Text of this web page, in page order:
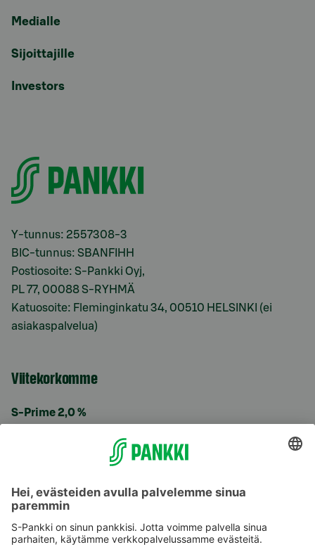
Medialle
Sijoittajille
Investors
Y-tunnus: 2557308-3
BIC-tunnus: SBANFIHH
Postiosoite: S-Pankki Oyj,
PL 77, 00088 S-RYHMÄ
Katuosoite: Fleminginkatu 34, 00510 HELSINKI (ei
asiakaspalvelua)
Viitekorkomme
S-Prime 2,0 %